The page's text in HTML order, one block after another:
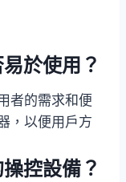
於使用？
者的需求和便
，以便用戶方
控設備？